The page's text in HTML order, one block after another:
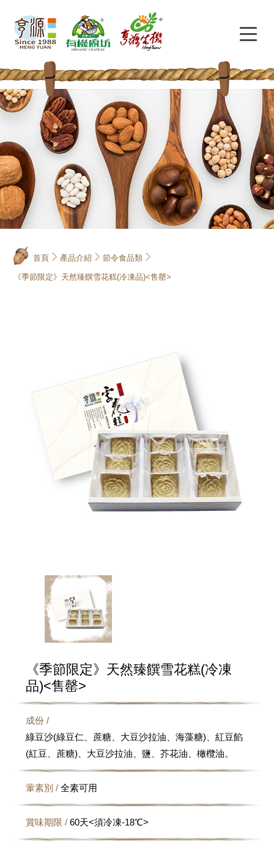
首頁 產品介紹 節令食品類
《季節限定》天然臻饌雪花糕(冷凍品)<售罄>
《季節限定》天然臻饌雪花糕(冷凍
品)<售罄>
成份 /
綠豆沙(綠豆仁、蔗糖、大豆沙拉油、海藻糖)、紅豆餡
(紅豆、蔗糖)、大豆沙拉油、鹽、芥花油、橄欖油。
葷素別 / 全素可用
賞味期限 / 60天<須冷凍-18℃>